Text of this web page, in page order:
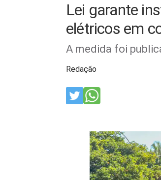
Lei garante
elétricos em
A medida foi
Redação